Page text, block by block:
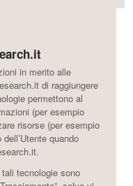
in merito alle
di raggiungere
permettono al
(per esempio
risorse (per esempio
quando
tecnologie sono